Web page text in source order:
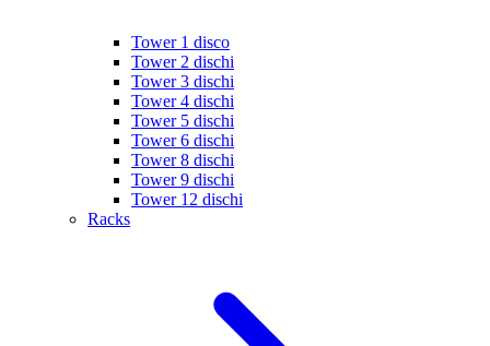
Tower 1 disco
Tower 2 dischi
Tower 3 dischi
Tower 4 dischi
Tower 5 dischi
Tower 6 dischi
Tower 8 dischi
Tower 9 dischi
Tower 12 dischi
Racks